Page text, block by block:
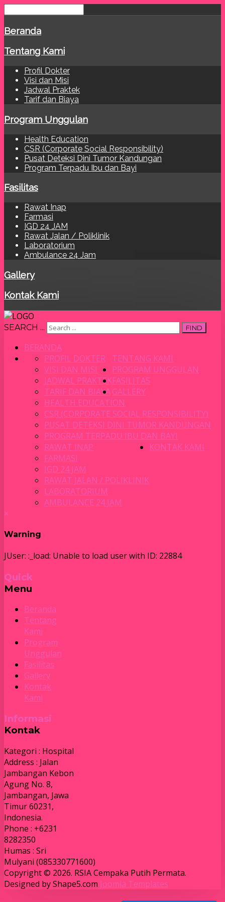
Beranda
Tentang Kami
Profil Dokter
Visi dan Misi
Jadwal Praktek
Tarif dan Biaya
Program Unggulan
Health Education
CSR (Corporate Social Responsibility)
Pusat Deteksi Dini Tumor Kandungan
Program Terpadu Ibu dan Bayi
Fasilitas
Rawat Inap
Farmasi
IGD 24 JAM
Rawat Jalan / Poliklinik
Laboratorium
Ambulance 24 Jam
Gallery
Kontak Kami
SEARCH ... FIND
BERANDA
TENTANG KAMI
PROFIL DOKTER
VISI DAN MISI
JADWAL PRAKTEK
TARIF DAN BIAYA
PROGRAM UNGGULAN
HEALTH EDUCATION
CSR (CORPORATE SOCIAL RESPONSIBILITY)
PUSAT DETEKSI DINI TUMOR KANDUNGAN
PROGRAM TERPADU IBU DAN BAYI
FASILITAS
RAWAT INAP
FARMASI
IGD 24 JAM
RAWAT JALAN / POLIKLINIK
LABORATORIUM
AMBULANCE 24 JAM
GALLERY
KONTAK KAMI
×
Warning
JUser: :_load: Unable to load user with ID: 22884
Quick
Menu
Beranda
Tentang
Kami
Program
Unggulan
Fasilitas
Gallery
Kontak
Kami
Informasi
Kontak
Kategori : Hospital
Address : Jalan
Jambangan Kebon
Agung No. 8,
Jambangan, Jawa
Timur 60231,
Indonesia.
Phone : +6231
8282350
Humas : Sri
Mulyani (085330771600)
Copyright © 2026. RSIA Cempaka Putih Permata.
Designed by Shape5.com Joomla Templates